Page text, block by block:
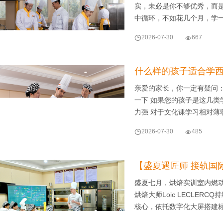
实，未必是你不够优秀，而
中循环，不如花几个月，
2026-07-30 667
什么样的孩子适合学
亲爱的家长，你一定有疑问
一下 如果您的孩子是这几
力强 对于文化课学习相对
2026-07-30 485
【盛夏遇匠师 接轨
盛夏七月，烘焙实训室内燃
烘焙大师Loic LECLERCQ
核心，依托数字化大屏搭